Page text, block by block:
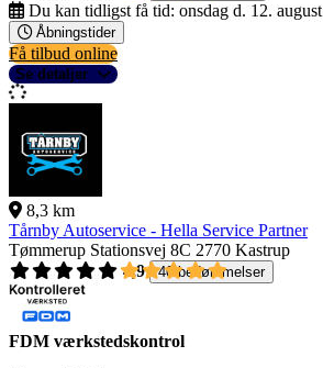
Du kan tidligst få tid: onsdag d. 12. august
Åbningstider
Få tilbud online
Se detaljer
8,3 km
Tårnby Autoservice - Hella Service Partner
Tømmerup Stationsvej 8C 2770 Kastrup
4,9
40 bedømmelser
FDM værkstedskontrol